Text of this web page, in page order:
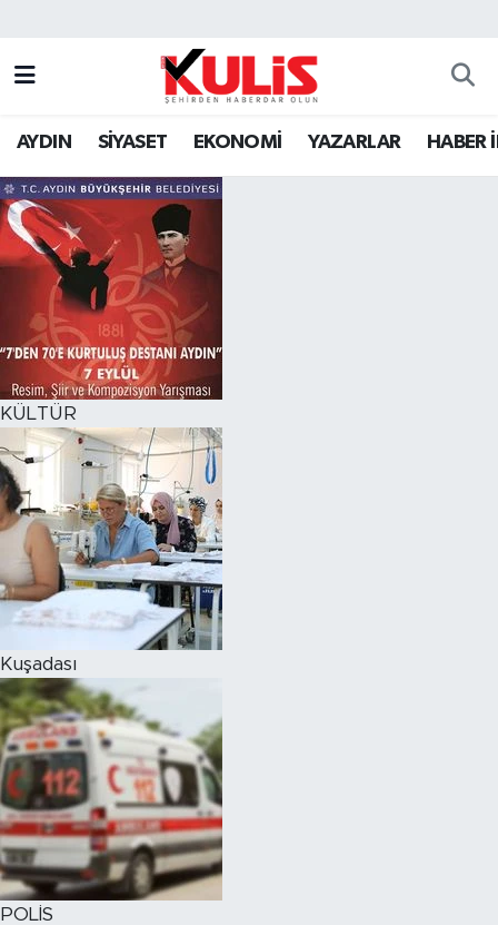
AYDIN SİYASET EKONOMİ YAZARLAR HABER
KÜLTÜR
Kuşadası
POLİS